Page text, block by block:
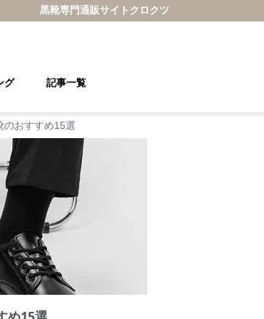
黒靴専門通販サイト クロクツ
グ 記事一覧
のおすすめ15選